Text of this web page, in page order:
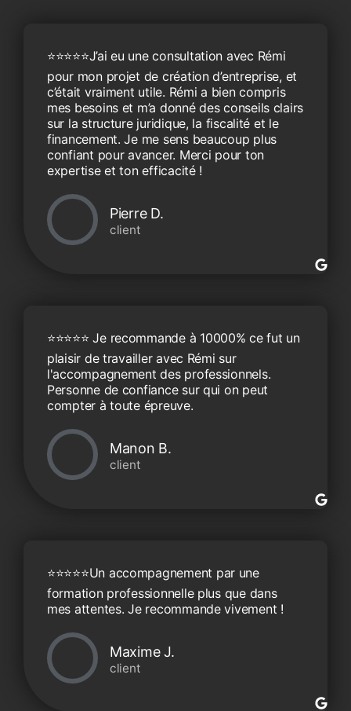
⭐️⭐️⭐️⭐️⭐️​ J’ai eu une consultation avec Rémi
pour mon projet de création d’entreprise, et
c’était vraiment utile. Rémi a bien compris
mes besoins et m’a donné des conseils clairs
sur la structure juridique, la fiscalité et le
financement. Je me sens beaucoup plus
confiant pour avancer. Merci pour ton
expertise et ton efficacité !
Pierre D.
client
⭐️⭐️⭐️⭐️⭐️ Je recommande à 10000% ce fut un
plaisir de travailler avec Rémi sur
l'accompagnement des professionnels.
Personne de confiance sur qui on peut
compter à toute épreuve.
Manon B.
client
⭐️⭐️⭐️⭐️⭐️​ Un accompagnement par une
formation professionnelle plus que dans
mes attentes. Je recommande vivement !
Maxime J.
client